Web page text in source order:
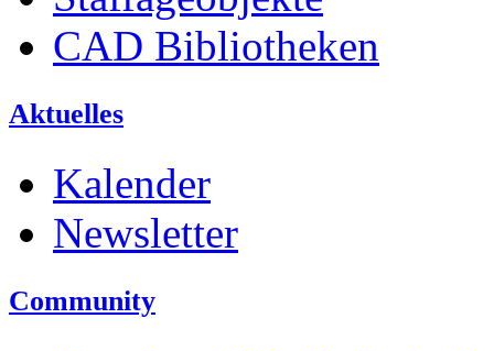
CAD Bibliotheken
Aktuelles
Kalender
Newsletter
Community